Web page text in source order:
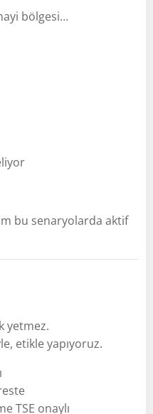
bölgesi…
bu senaryolarda aktif
yetmez.
etikle yapıyoruz.
TSE onaylı